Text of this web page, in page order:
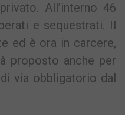
All’interno 46
e sequestrati. Il
ed è ora in carcere,
proposto anche per
via obbligatorio dal